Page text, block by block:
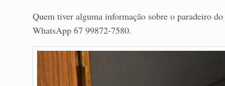
Quem tiver alguma informação sobre o paradeiro
WhatsApp 67 99872-7580.